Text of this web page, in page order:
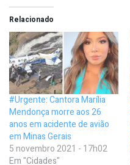
Relacionado
#Urgente: Cantora Marília
Mendonça morre aos 26
anos em acidente de avião
em Minas Gerais
5 novembro 2021 - 17h02
Em "Cidades"